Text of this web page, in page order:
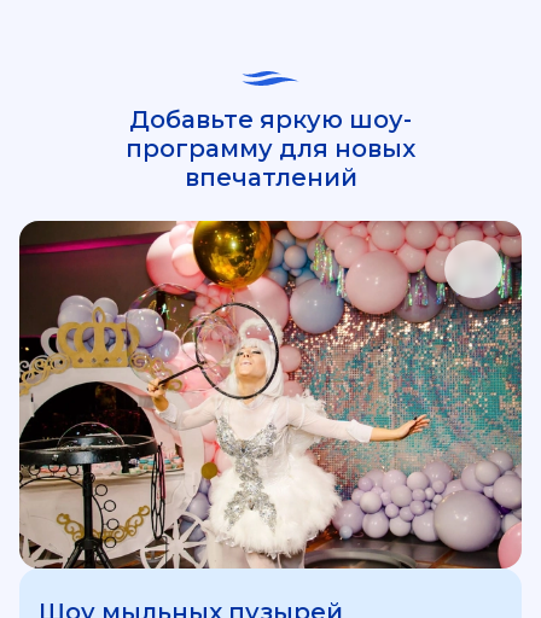
Добавьте яркую шоу-
программу для новых
впечатлений
Шоу мыльных пузырей